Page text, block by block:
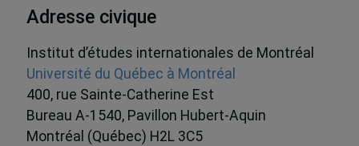
Adresse civique
Institut d’études internationales de Montréal
Université du Québec à Montréal
400, rue Sainte-Catherine Est
Bureau A-1540, Pavillon Hubert-Aquin
Montréal (Québec) H2L 3C5